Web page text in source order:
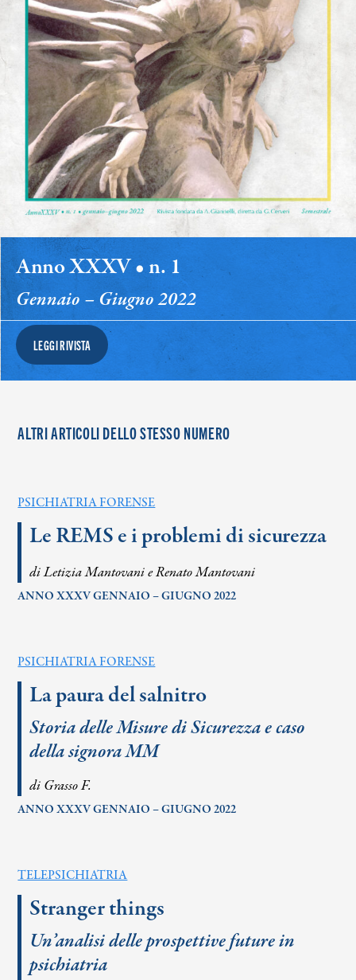
Anno XXXV • n. 1
Gennaio – Giugno 2022
LEGGI RIVISTA
ALTRI ARTICOLI DELLO STESSO NUMERO
PSICHIATRIA FORENSE
Le REMS e i problemi di sicurezza
di Letizia Mantovani e Renato Mantovani
ANNO XXXV GENNAIO – GIUGNO 2022
PSICHIATRIA FORENSE
La paura del salnitro
Storia delle Misure di Sicurezza e caso
della signora MM
di Grasso F.
ANNO XXXV GENNAIO – GIUGNO 2022
TELEPSICHIATRIA
Stranger things
Un’analisi delle prospettive future in
psichiatria